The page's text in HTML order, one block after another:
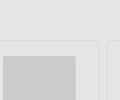
Cena online